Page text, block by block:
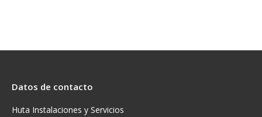
Datos de contacto
Huta Instalaciones y Servicios